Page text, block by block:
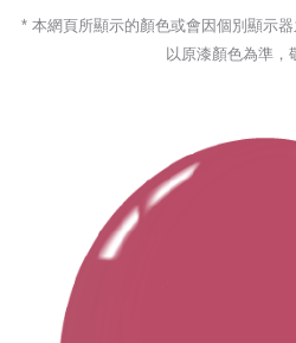
* 本網頁所顯示的顏色或會因個別顯示
以原漆顏色為準，